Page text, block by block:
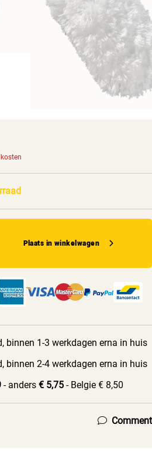
Plaats in winkelwagen
binnen 1-3 werkdagen erna in huis
binnen 2-4 werkdagen erna in huis
- anders € 5,75 - Belgie € 8,50
Comment